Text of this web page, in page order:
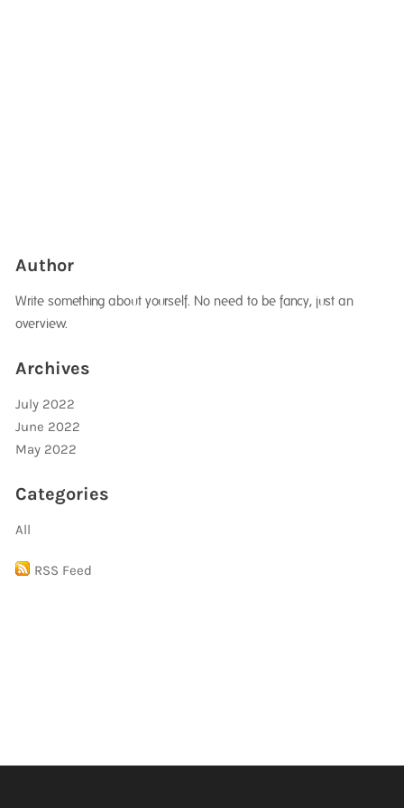
Author
Write something about yourself. No need to be fancy, just an
overview.
Archives
July 2022
June 2022
May 2022
Categories
All
RSS Feed